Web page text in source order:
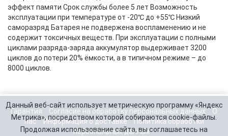
эффект памяти Срок службы более 5 лет Возможность
эксплуатации при температуре от -20℃ до +55℃ Низкий
саморазряд Батарея не подвержена воспламенению и не
содержит токсичных веществ. При эксплуатации с полными
циклами разряда-заряда аккумулятор выдерживает 3200
циклов до потери 20% ёмкости, а в типичном режиме – до
8000 циклов.
Гарантия Согласие на обработку персональных данных
О
нас
Информация о доставке
Политика обработки
персональных данных
Данный веб-сайт использует метрическую программу «Яндекс
Метрика», посредством которой собираются cookie-файлы.
Продолжая использование сайта, вы соглашаетесь на